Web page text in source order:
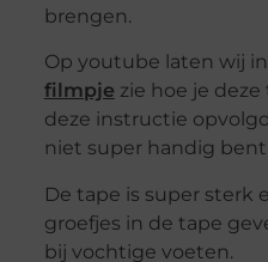
brengen.
Op youtube laten wij
filmpje zie hoe je
deze instructie
niet super handig
De tape is super sterk
groefjes in de tape
bij vochtige voeten.